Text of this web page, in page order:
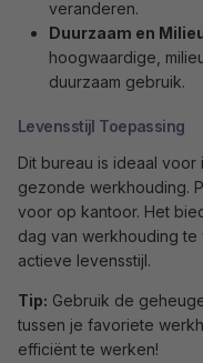
veranderen.
Duurzaam en
hoogwaardige,
duurzaam gebruik.
Levensstijl Toepassing
Dit bureau is ideaal
gezonde werkhouding.
voor op kantoor. Het
dag van werkhouding
actieve levensstijl.
Tip: Gebruik de
tussen je favoriete
efficiënt te werken!